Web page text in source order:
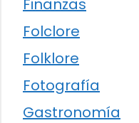
Finanzas
Folclore
Folklore
Fotografía
Gastronomía